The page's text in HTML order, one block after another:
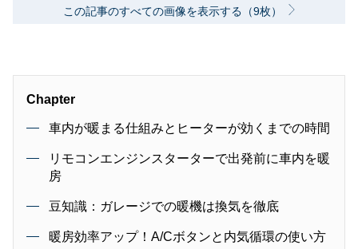
この記事のすべての画像を表示する（9枚）
Chapter
車内が暖まる仕組みとヒーターが効くまでの時間
リモコンエンジンスターターで出発前に車内を暖
房
豆知識：ガレージでの暖機は換気を徹底
暖房効率アップ！A/Cボタンと内気循環の使い方